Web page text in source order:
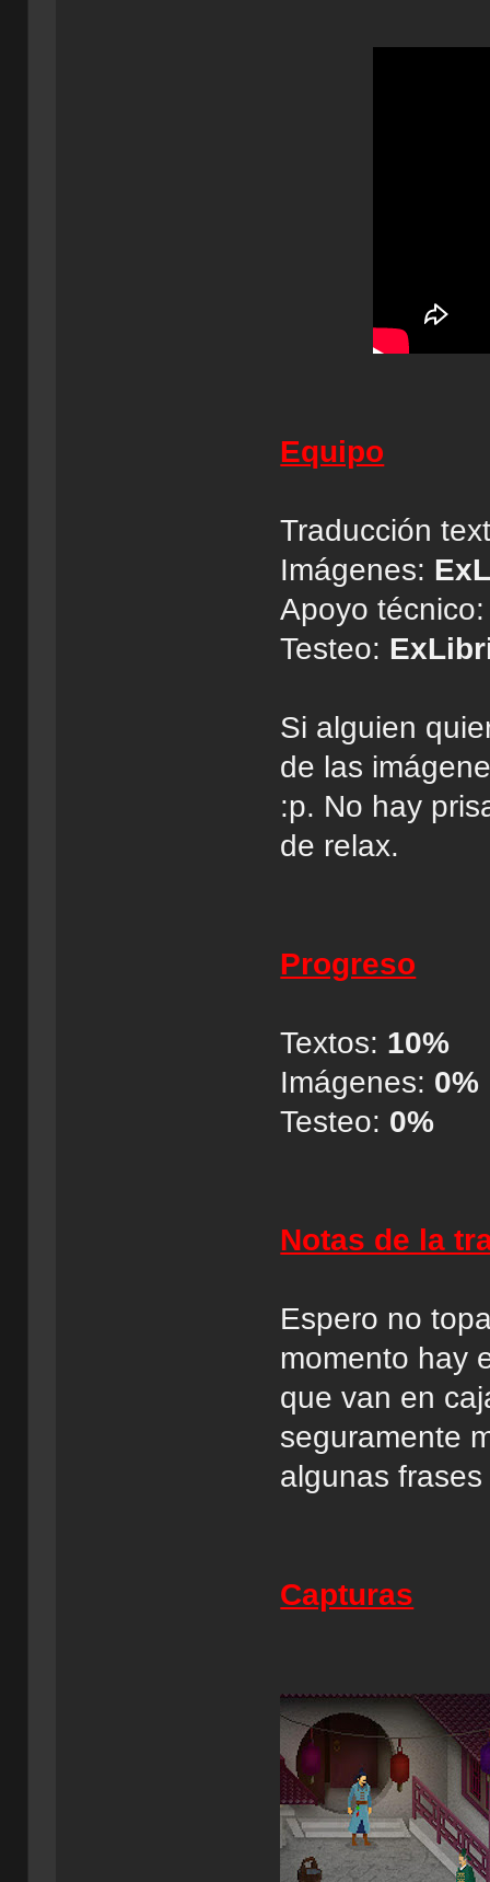
Equipo
Traducción
Imágenes:
Apoyo
Testeo:
Si alguien
de las
:p. No hay
de relax.
Progreso
Textos: 10%
Imágenes: 0%
Testeo: 0%
Notas de la
Espero no
momento hay
que van en
seguramente
algunas
Capturas